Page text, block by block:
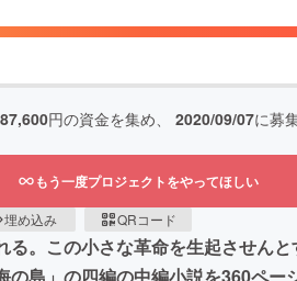
円の資金を集め、 2020/09/07に募
もう一度プロジェクトをやってほしい
埋め込み QRコード
。この小さな革命を生起させん